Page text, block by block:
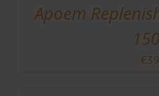
Apoem
€